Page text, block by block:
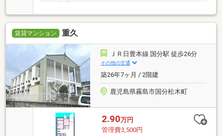
ード決済可
賃貸マンション 重久
ＪＲ日豊本線 国分駅 徒歩26分
その他の交通
築26年7ヶ月 / 2階建
鹿児島県霧島市国分松木町
2.90万円
管理費3,500円